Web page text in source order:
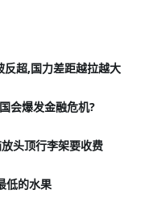
反超,国力差距越拉越大
会爆发金融危机?
头顶行李架要收费
低的水果